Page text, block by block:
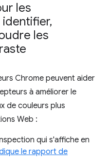
les
,
les
Chrome peuvent aider
à améliorer le
de couleurs plus
Web :
qui s'affiche en
le rapport de